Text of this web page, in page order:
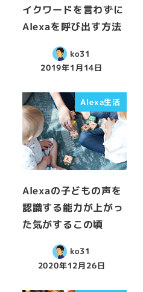
イクワードを言わずに
Alexaを呼び出す方法
ko31
2019年1月14日
Alexa生活
Alexaの子どもの声を
認識する能力が上がっ
た気がするこの頃
ko31
2020年12月26日